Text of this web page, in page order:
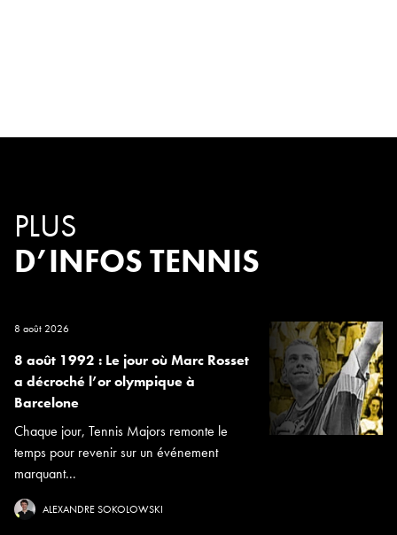
PLUS
D’INFOS TENNIS
8 août 2026
8 août 1992 : Le jour où Marc Rosset
a décroché l’or olympique à
Barcelone
Chaque jour, Tennis Majors remonte le
temps pour revenir sur un événement
marquant...
ALEXANDRE SOKOLOWSKI